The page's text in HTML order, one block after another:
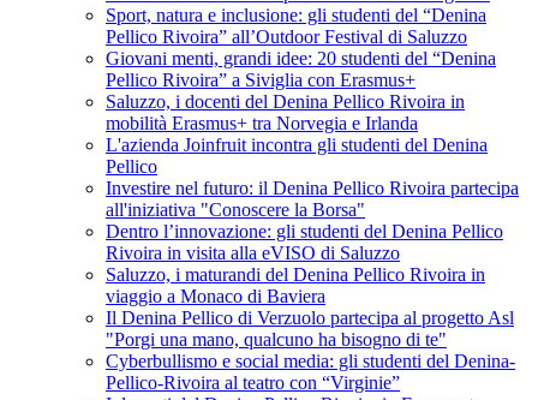
Sport, natura e inclusione: gli studenti del “Denina
Pellico Rivoira” all’Outdoor Festival di Saluzzo
Giovani menti, grandi idee: 20 studenti del “Denina
Pellico Rivoira” a Siviglia con Erasmus+
Saluzzo, i docenti del Denina Pellico Rivoira in
mobilità Erasmus+ tra Norvegia e Irlanda
L'azienda Joinfruit incontra gli studenti del Denina
Pellico
Investire nel futuro: il Denina Pellico Rivoira partecipa
all'iniziativa "Conoscere la Borsa"
Dentro l’innovazione: gli studenti del Denina Pellico
Rivoira in visita alla eVISO di Saluzzo
Saluzzo, i maturandi del Denina Pellico Rivoira in
viaggio a Monaco di Baviera
Il Denina Pellico di Verzuolo partecipa al progetto Asl
"Porgi una mano, qualcuno ha bisogno di te"
Cyberbullismo e social media: gli studenti del Denina-
Pellico-Rivoira al teatro con “Virginie”